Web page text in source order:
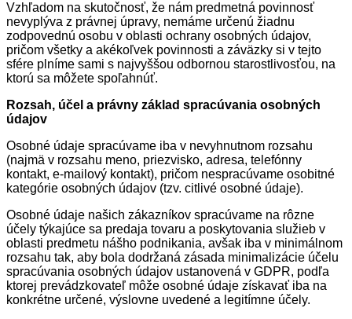
Vzhľadom na skutočnosť, že nám predmetná povinnosť
nevyplýva z právnej úpravy, nemáme určenú žiadnu
zodpovednú osobu v oblasti ochrany osobných údajov,
pričom všetky a akékoľvek povinnosti a záväzky si v tejto
sfére plníme sami s najvyššou odbornou starostlivosťou, na
ktorú sa môžete spoľahnúť.
Rozsah, účel a právny základ spracúvania osobných
údajov
Osobné údaje spracúvame iba v nevyhnutnom rozsahu
(najmä v rozsahu meno, priezvisko, adresa, telefónny
kontakt, e-mailový kontakt), pričom nespracúvame osobitné
kategórie osobných údajov (tzv. citlivé osobné údaje).
Osobné údaje našich zákazníkov spracúvame na rôzne
účely týkajúce sa predaja tovaru a poskytovania služieb v
oblasti predmetu nášho podnikania, avšak iba v minimálnom
rozsahu tak, aby bola dodržaná zásada minimalizácie účelu
spracúvania osobných údajov ustanovená v GDPR, podľa
ktorej prevádzkovateľ môže osobné údaje získavať iba na
konkrétne určené, výslovne uvedené a legitímne účely.